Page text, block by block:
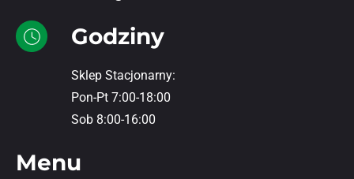
Godziny
Sklep Stacjonarny:
Pon-Pt 7:00-18:00
Sob 8:00-16:00
Menu